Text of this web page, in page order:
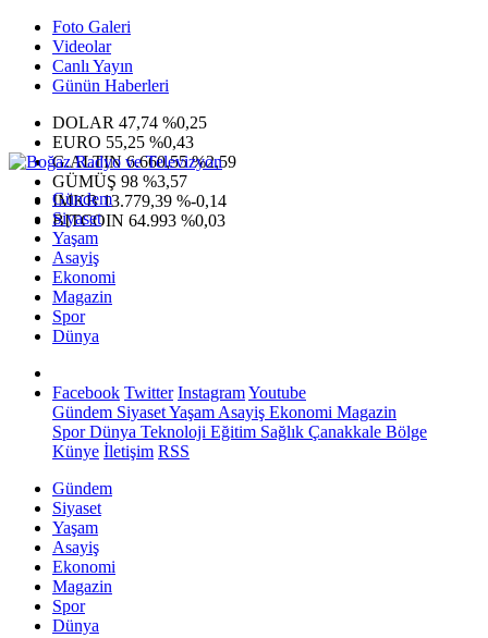
Foto Galeri
Videolar
Canlı Yayın
Günün Haberleri
DOLAR 47,74 %0,25
EURO 55,25 %0,43
G.ALTIN6.660,55 %2,59
GÜMÜŞ 98 %3,57
IMKB13.779,39 %-0,14
BITCOIN 64.993 %0,03
Gündem
Siyaset
Yaşam
Asayiş
Ekonomi
Magazin
Spor
Dünya
Facebook Twitter InstagramYoutube
Gündem SiyasetYaşam Asayiş Ekonomi Magazin
SporDünya Teknoloji Eğitim Sağlık Çanakkale Bölge
Künye İletişim RSS
Gündem
Siyaset
Yaşam
Asayiş
Ekonomi
Magazin
Spor
Dünya